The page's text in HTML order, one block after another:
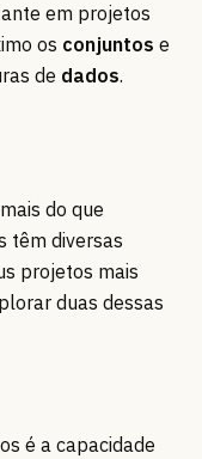
em projetos
os conjuntos e
de dados.
do que
têm diversas
projetos mais
duas dessas
é a capacidade